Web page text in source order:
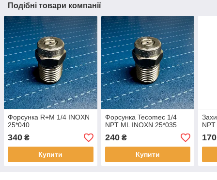
Подібні товари компанії
Форсунка R+M 1/4 INOXN
25*040
340 ₴
Купити
Форсунка Tecomec 1/4
NPT ML INOXN 25*035
240₴
Купити
NPT
170